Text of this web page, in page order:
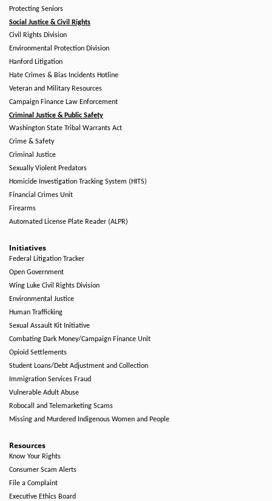
Protecting Seniors
Social Justice & Civil Rights
Civil Rights Division
Environmental Protection Division
Hanford Litigation
Hate Crimes & Bias Incidents Hotline
Veteran and Military Resources
Campaign Finance Law Enforcement
Criminal Justice & Public Safety
Washington State Tribal Warrants Act
Crime & Safety
Criminal Justice
Sexually Violent Predators
Homicide Investigation Tracking System (HITS)
Financial Crimes Unit
Firearms
Automated License Plate Reader (ALPR)
Initiatives
Federal Litigation Tracker
Open Government
Wing Luke Civil Rights Division
Environmental Justice
Human Trafficking
Sexual Assault Kit Initiative
Combating Dark Money/Campaign Finance Unit
Opioid Settlements
Student Loans/Debt Adjustment and Collection
Immigration Services Fraud
Vulnerable Adult Abuse
Robocall and Telemarketing Scams
Missing and Murdered Indigenous Women and People
Resources
Know Your Rights
Consumer Scam Alerts
File a Complaint
Executive Ethics Board